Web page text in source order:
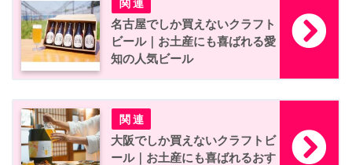
名古屋でしか買えないクラフト
ビール｜お土産にも喜ばれる愛
知の人気ビール
大阪でしか買えないクラフトビ
ール｜お土産にも喜ばれるおす